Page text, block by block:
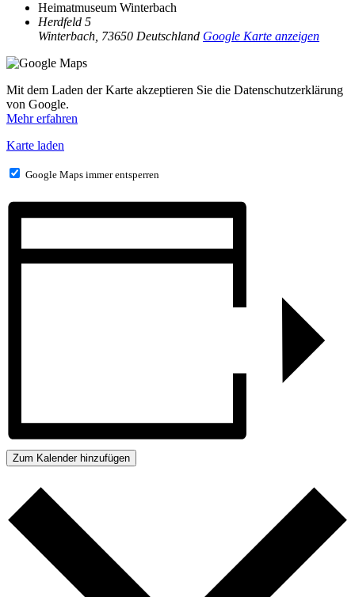
Heimatmuseum Winterbach
Herdfeld 5
Winterbach 73650 Deutschland Google Karte anzeigen
Mit dem Laden der Karte akzeptieren Sie die Datenschutzerklärung
von Google.
Mehr erfahren
Karte laden
Google Maps immer entsperren
Zum Kalender hinzufügen